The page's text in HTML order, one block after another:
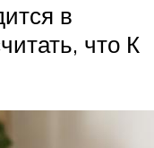
в
что К